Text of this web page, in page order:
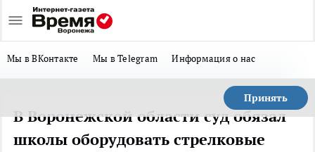
Мы в ВКонтакте Мы в Telegram Информация о нас
Принять
В Воронежской области суд обязал
школы оборудовать стрелковые